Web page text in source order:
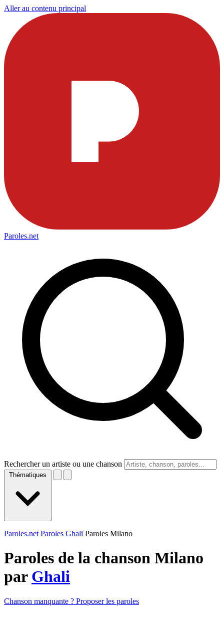
Aller au contenu principal
Paroles.net
Rechercher un artiste ou une chanson
Thématiques
Paroles.net Paroles Ghali Paroles Milano
Paroles de la chanson Milano
par Ghali
Chanson manquante ? Proposer les paroles